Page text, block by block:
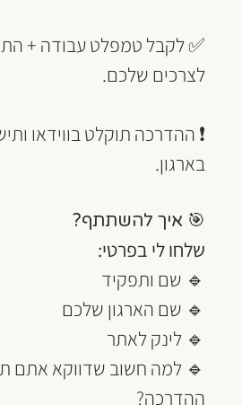
✅ לקבל טמפלט עבודה +
לצרכים שלכם.
❗ ההדרכה תוקלט בווידאו
בארגון.
🎯 איך להשתתף?
שלחו לי בפרטי:
🔹 שם ותפקיד
🔹 שם הארגון שלכם
🔹 לינק לאתר
🔹 למה חשוב שדווקא אתם
ההדרכה?